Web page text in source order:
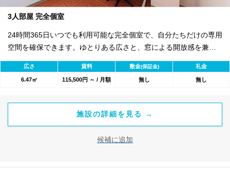
3人部屋 完全個室
24時間365日いつでも利用可能な完全個室で、自分たちだけの専用
空間を確保できます。ゆとりある広さと、窓による開放感を兼ね
備えたお部屋は、3名体制のチーム拠点として最適なビジネス環境
を提供します。 セキュリティ面では、エントランスのオートロッ
ク完備に加え、各お部屋も個別に施錠が可能。室内にインターホ
けます。 初期費用は、入室契約金110,000円と初月賃料・共益費
料。コストを抑えながらオフィスを構えることが可能です。
広さ 賃料 敷金(保証金) 礼金
6.47㎡ 115,500円 ～ / 月額 無し 無し
施設の詳細を見る →
候補に追加